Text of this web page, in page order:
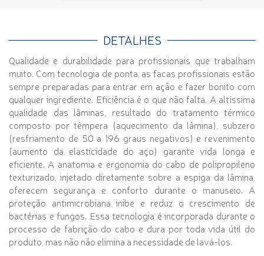
DETALHES
Qualidade e durabilidade para profissionais que trabalham
muito. Com tecnologia de ponta, as facas profissionais estão
sempre preparadas para entrar em ação e fazer bonito com
qualquer ingrediente. Eficiência é o que não falta. A altíssima
qualidade das lâminas, resultado do tratamento térmico
composto por têmpera (aquecimento da lâmina), subzero
(resfriamento de 50 a 196 graus negativos) e revenimento
(aumento da elasticidade do aço) garante vida longa e
eficiente. A anatomia e ergonomia do cabo de polipropileno
texturizado, injetado diretamente sobre a espiga da lâmina,
oferecem segurança e conforto durante o manuseio. A
proteção antimicrobiana inibe e reduz o crescimento de
bactérias e fungos. Essa tecnologia é incorporada durante o
processo de fabrição do cabo e dura por toda vida útil do
produto, mas não não elimina a necessidade de lavá-los.